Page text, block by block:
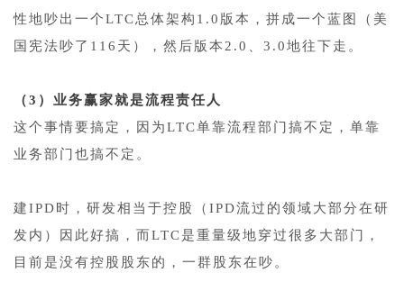
性地吵出一个LTC总体架构1.0版本，拼成一个蓝图（美
国宪法吵了116天），然后版本2.0、3.0地往下走。
（3）业务赢家就是流程责任人
这个事情要搞定，因为LTC单靠流程部门搞不定，单靠
业务部门也搞不定。
建IPD时，研发相当于控股（IPD流过的领域大部分在研
发内）因此好搞，而LTC是重量级地穿过很多大部门，
目前是没有控股股东的，一群股东在吵。